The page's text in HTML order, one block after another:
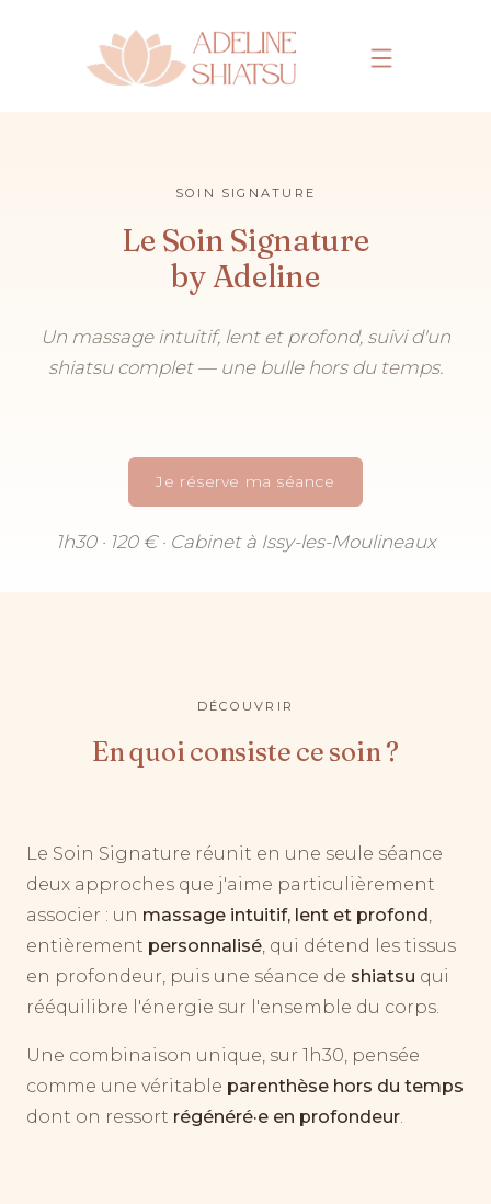
SOIN SIGNATURE
Le Soin Signature
by Adeline
Un massage intuitif, lent et profond, suivi d'un
shiatsu complet — une bulle hors du temps.
Je réserve ma séance
1h30 · 120 € · Cabinet à Issy-les-Moulineaux
DÉCOUVRIR
En quoi consiste ce soin ?
Le Soin Signature réunit en une seule séance
deux approches que j'aime particulièrement
associer : un massage intuitif, lent et profond,
entièrement personnalisé, qui détend les tissus
en profondeur, puis une séance de shiatsu qui
rééquilibre l'énergie sur l'ensemble du corps.
Une combinaison unique, sur 1h30, pensée
comme une véritable parenthèse hors du temps
dont on ressort régénéré·e en profondeur.